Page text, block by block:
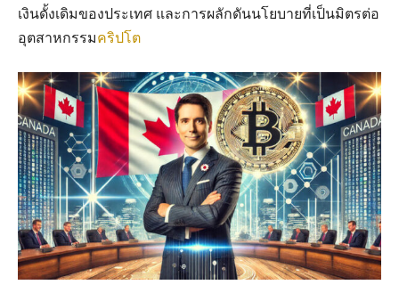
เงินดั้งเดิมของประเทศ และการผลักดันนโยบายที่เป็นมิตรต่อ
อุตสาหกรรมคริปโต